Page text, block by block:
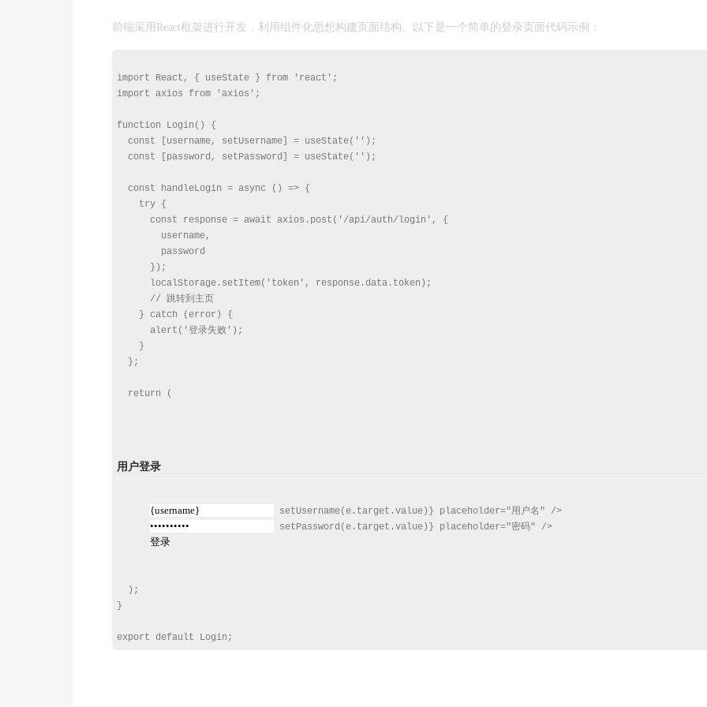
前端采用React框架进行开发，利用组件化思想构建页面结构。以下是一个简单的登录页面代码示例：
import React, { useState } from 'react';
import axios from 'axios';
function Login() {
  const [username, setUsername] = useState('');
  const [password, setPassword] = useState('');
  const handleLogin = async () => {
    try {
      const response = await axios.post('/api/auth/login', {
        username,
        password
      });
      localStorage.setItem('token', response.data.token);
      // 跳转到主页
    } catch (error) {
      alert('登录失败');
    }
  };
  return (
用户登录
setUsername(e.target.value)} placeholder="用户名" />
setPassword(e.target.value)} placeholder="密码" />
登录
  );
}